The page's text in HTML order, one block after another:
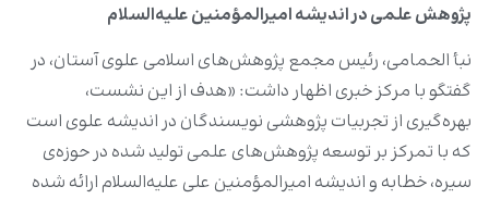
پژوهش علمی در اندیشه امیرالمؤمنین علیه‌السلام
نبأ الحمامی، رئیس مجمع پژوهش‌های اسلامی علوی آستان، در
گفتگو با مرکز خبری اظهار داشت: «هدف از این نشست،
بهره‌گیری از تجربیات پژوهشی نویسندگان در اندیشه علوی است
که با تمرکز بر توسعه‌ پژوهش‌های علمی تولید شده در حوزه‌ی
سیره، خطابه و اندیشه امیرالمؤمنین علی علیه‌السلام ارائه شده